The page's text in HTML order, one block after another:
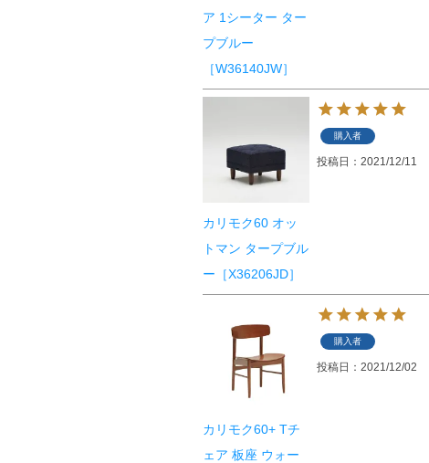
ア 1シーター ター
プブルー
［W36140JW］
カリモク60 オッ
トマン タープブル
ー［X36206JD］
購入者
投稿日 2021/12/11
カリモク60+ Tチ
ェア 板座 ウォー
購入者
投稿日 2021/12/02